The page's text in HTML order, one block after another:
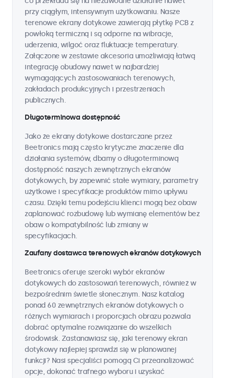
przy ciągłym, intensywnym użytkowaniu. Nasze
terenowe ekrany dotykowe zawierają płytkę PCB z
powłoką termiczną i są odporne na wibracje,
uderzenia, wilgoć oraz fluktuacje temperatury.
Załączone w zestawie akcesoria umożliwiają łatwą
integrację obudowy nawet w najbardziej
wymagających zastosowaniach terenowych,
zakładach produkcyjnych i przestrzeniach
publicznych.
Długoterminowa dostępność
Jako że ekrany dotykowe dostarczane przez
Beetronics mają często krytyczne znaczenie dla
działania systemów, dbamy o długoterminową
dostępność naszych zewnętrznych ekranów
dotykowych, by zapewnić stałe wymiary, parametry
użytkowe i specyfikacje produktów mimo upływu
czasu. Dzięki temu podejściu klienci mogą bez obaw
zaplanować rozbudowę lub wymianę elementów bez
obaw o kompatybilność lub zmiany w
specyfikacjach.
Zaufany dostawca terenowych ekranów dotykowych
Beetronics oferuje szeroki wybór ekranów
dotykowych do zastosowań terenowych, również w
bezpośrednim świetle słonecznym. Nasz katalog
ponad 60 zewnętrznych ekranów dotykowych o
różnych wymiarach i proporcjach obrazu pozwala
dobrać optymalne rozwiązanie do wszelkich
środowisk. Zastanawiasz się, jaki terenowy ekran
dotykowy najlepiej sprawdzi się w planowanej
funkcji? Nasi specjaliści pomogą Ci przeanalizować
opcje, dokonać trafnego wyboru i uzyskać